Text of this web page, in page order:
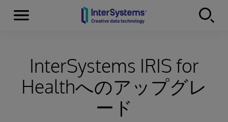
Skip to content
Menu
InterSystems IRIS for
Healthへのアップグレ
ード